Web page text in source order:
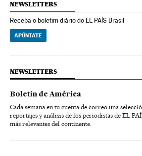
NEWSLETTERS
Receba o boletim diário do EL PAÍS Brasil
APÚNTATE
NEWSLETTERS
Boletín de América
Cada semana en tu cuenta de correo una
reportajes y análisis de los periodistas de EL
más relevantes del continente.